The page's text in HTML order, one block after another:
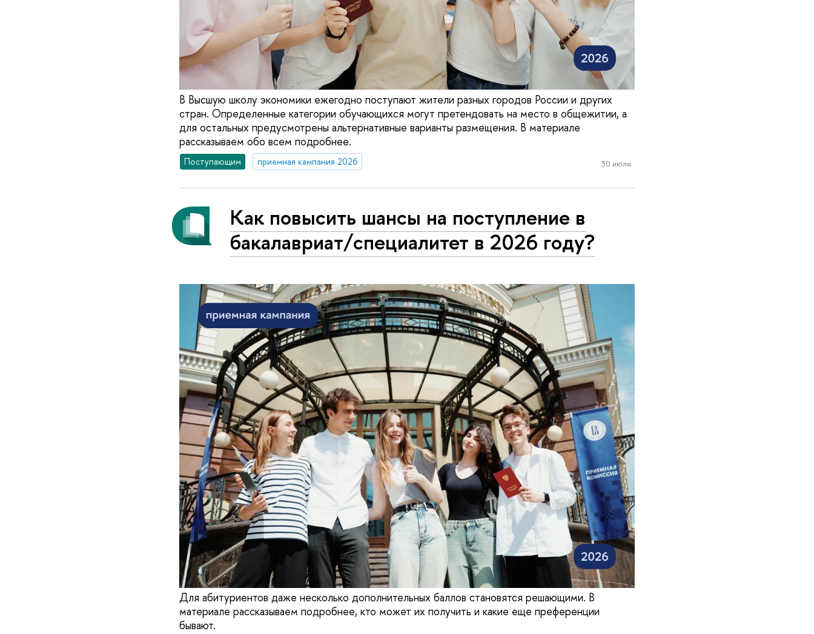
В Высшую школу экономики ежегодно поступают жители разных городов России и других
стран. Определенные категории обучающихся могут претендовать на место в общежитии, а
для остальных предусмотрены альтернативные варианты размещения. В материале
рассказываем обо всем подробнее.
Поступающим приемная кампания 2026 30 июля
Как повысить шансы на поступление в
бакалавриат/специалитет в 2026 году?
Для абитуриентов даже несколько дополнительных баллов становятся решающими. В
материале рассказываем подробнее, кто может их получить и какие еще преференции
бывают.